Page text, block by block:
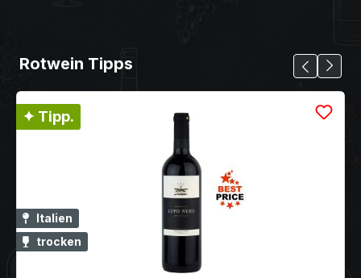
Rotwein Tipps
✦ Tipp.
Italien
trocken